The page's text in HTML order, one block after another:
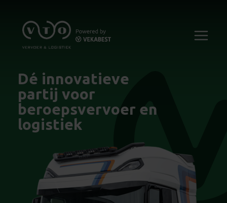
Dé innovatieve
partij voor
beroepsvervoer en
logistiek